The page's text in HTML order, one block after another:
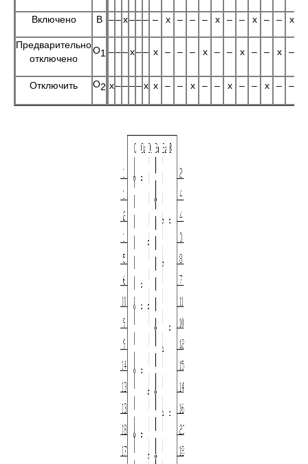
Включено В ––x––– – x – – – x – – x – – x
Предварительно
отключено
О1 –––x–– x – – – x – – x – – x –
Отключить О2 x––––x x – – x – – x – – x – –